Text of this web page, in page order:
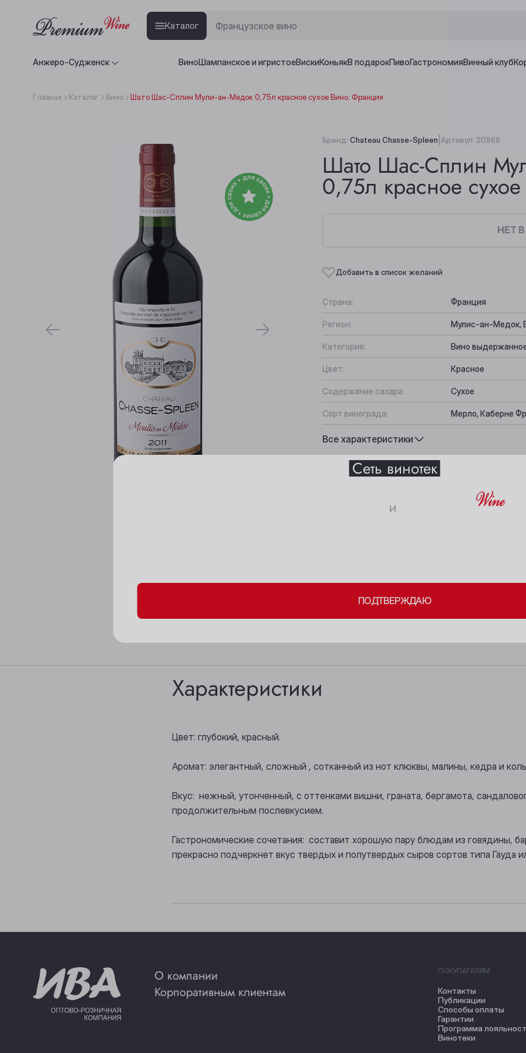
Каталог
Анжеро-Судженск ВиноШампанское и игристоеВискиКоньякВ подарокПивоГастрономияВинный клуб
Главная Каталог Вино Шато Шас-Сплин Мули-ан-Медок 0,75л красное сухое Вино. Франция
Бренд: Chateau Chasse-Spleen Артикул: 20969
Шато Шас-Сплин
0,75л красное
НЕТ
Добавить в список желаний
Страна: Франция
Регион: Мулис-ан-Медок,
Категория: Вино
Цвет: Красное
Содержание сахара: Сухое
Сорт винограда: Мерло, Каберне
Все характеристики
Вкус:
Подходит к: Сыр, Говядина,
Характеристики
Цвет: глубокий, красный.
Аромат: элегантный, сложный , сотканный из нот клюквы, малины, кедра и
Вкус: нежный, утонченный, с оттенками вишни, граната, бергамота,
продолжительным послевкусием.
Гастрономические сочетания: составит хорошую пару блюдам из говядины,
прекрасно подчеркнет вкус твердых и полутвердых сыров сортов типа Гауда
О компании
Корпоративным клиентам
ПОКУПАТЕЛЯМ
Контакты
Публикации
Способы оплаты
Гарантии
Программа
Винотеки
Выберите ваш город
Прокопьевск
Сеть винотек
и
ПОДТВЕРЖДАЮ